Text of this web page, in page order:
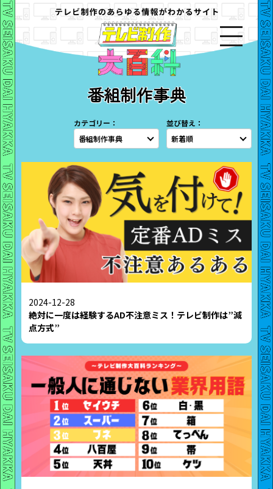
番組制作事典
カテゴリー：
番組制作事典
並び替え：
新着順
2024-12-28
絶対に一度は経験するAD不注意ミス！テレビ制作は”減
点方式”